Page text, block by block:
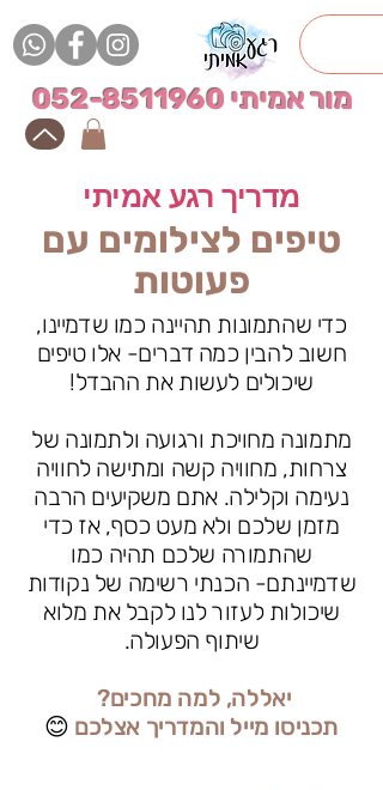
מור אמיתי 052-8511960
מדריך רגע אמיתי
טיפים לצילומים עם
פעוטות
כדי שהתמונות תהיינה כמו שדמיינו,
חשוב להבין כמה דברים- אלו טיפים
שיכולים לעשות את ההבדל!
מתמונה מחויכת ורגועה ולתמונה של
צרחות, מחוויה קשה ומתישה לחוויה
נעימה וקלילה. אתם משקיעים הרבה
מזמן שלכם ולא מעט כסף, אז כדי
שהתמורה שלכם תהיה כמו
שדמיינתם- הכנתי רשימה של נקודות
שיכולות לעזור לנו לקבל את מלוא
שיתוף הפעולה.
יאללה, למה מחכים?
תכניסו מייל והמדריך אצלכם 😊